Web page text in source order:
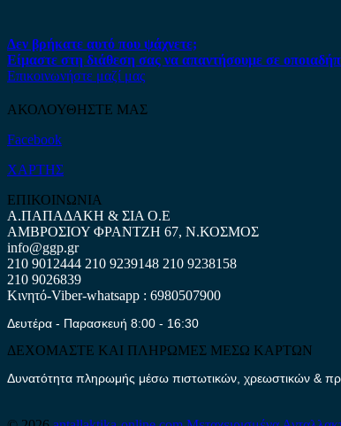
Δεν βρήκατε αυτό που ψάχνετε;
Είμαστε στη διάθεση σας να απαντήσουμε σε
Επικοινωνήστε μαζί μας
ΑΚΟΛΟΥΘΗΣΤΕ ΜΑΣ
Facebook
ΧΑΡΤΗΣ
ΕΠΙΚΟΙΝΩΝΙΑ
Α.ΠΑΠΑΔΑΚΗ & ΣΙΑ Ο.Ε
ΑΜΒΡΟΣΙΟΥ ΦΡΑΝΤΖΗ 67, Ν.ΚΟΣΜΟΣ
info@ggp.gr
210 9012444 210 9239148 210 9238158
210 9026839
Κινητό-Viber-whatsapp : 6980507900
Δευτέρα - Παρασκευή 8:00 - 16:30
ΔΕΧΟΜΑΣΤΕ ΚΑΙ ΠΛΗΡΩΜΕΣ ΜΕΣΩ ΚΑΡΤΩΝ
Δυνατότητα πληρωμής μέσω πιστωτικών, χρεωστικών &